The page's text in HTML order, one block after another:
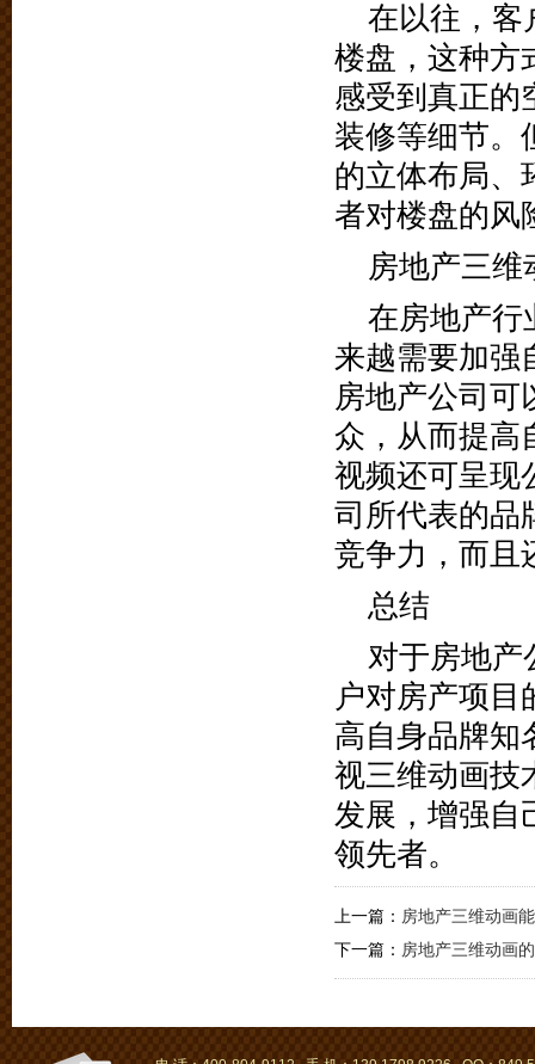
在以往，客
楼盘，这种方
感受到真正的
装修等细节。
的立体布局、
者对楼盘的风
房地产三
在房地产行
来越需要加强
房地产公司可
众，从而提高
视频还可呈现
司所代表的品
竞争力，而且
总结
对于房地产
户对房产项
高自身品牌知
视三维动画技
发展，增强自
领先者。
上一篇： 房地产三维动画
下一篇： 房地产三维动画